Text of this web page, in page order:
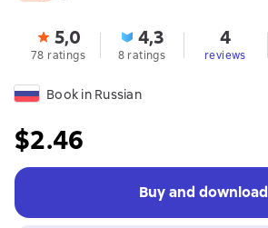
5,0
78 ratings
4,3
8 ratings
4
reviews
Book in Russian
$2.46
Buy and download